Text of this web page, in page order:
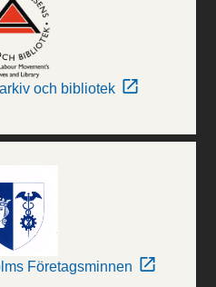
och bibliotek
Företagsminnen